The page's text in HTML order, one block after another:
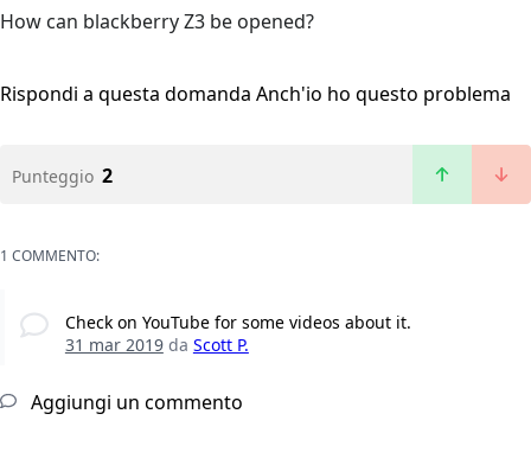
How can blackberry Z3 be opened?
Rispondi a questa domanda Anch'io ho questo problema
Punteggio 2
1 COMMENTO:
Check on YouTube for some videos about it.
31 mar 2019da Scott P.
Aggiungi un commento